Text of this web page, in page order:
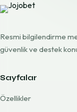
Resmi bilgilendirme
güvenlik ve destek
Sayfalar
Özellikler